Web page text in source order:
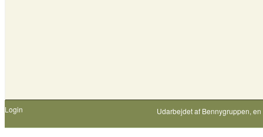
Login Udarbejdet af Bennygruppen,